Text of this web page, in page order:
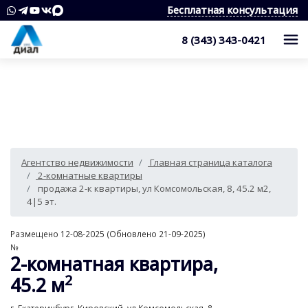
Бесплатная консультация
8 (343) 343-0421
1-комнатные квартиры
2-комнатные квартиры
Комнаты
Дома, дачи, коттеджи
Участки
Квартиры
Служба контроля качества
Наши награды
Специалист по недвижимости
Отзывы
Услуги
Продажа недвижимости
Покупка недвижимости
Сопровождение сделки
Покупка новостроек
Оценка квартиры
Для клиента
Аналитика
Как выбрать агентство недвижимости?
Контакты
8 (343) 343-0421
Агентство недвижимости
Главная страница каталога
2-комнатные квартиры
продажа 2-к квартиры, ул Комсомольская, 8, 45.2 м2,
4|5 эт.
Размещено 12-08-2025 (Обновлено 21-09-2025)
№
2-комнатная квартира,
45.2 м2